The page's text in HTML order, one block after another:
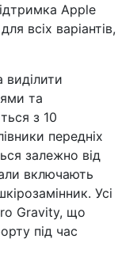
Apple
всіх варіантів,
та
з 10
передніх
залежно від
включають
Усі
Gravity, що
під час